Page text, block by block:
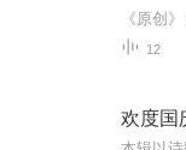
12
欢度国